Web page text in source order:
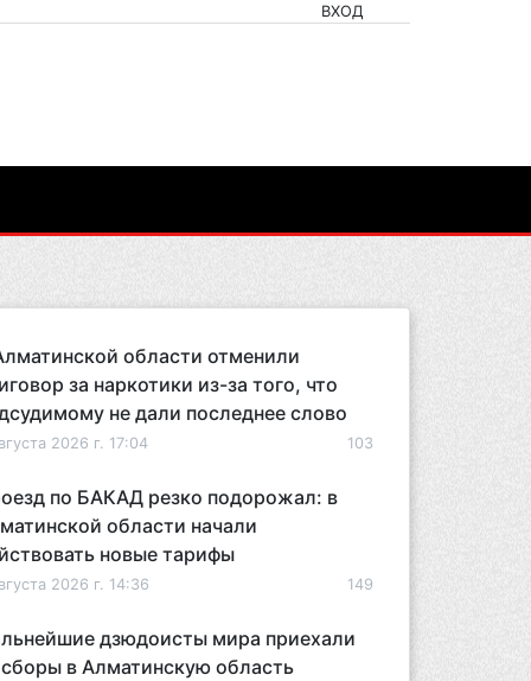
ВХОД
области отменили
за наркотики из-за того, что
не дали последнее слово
2026 г. 17:04 103
по БАКАД резко подорожал: в
области начали
новые тарифы
2026 г. 14:36 149
дзюдоисты мира приехали
сборы в Алматинскую область